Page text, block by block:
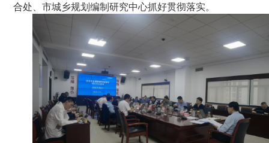
合处、市城乡规划编制研究中心抓好贯彻落实。